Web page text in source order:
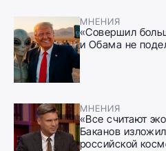
МНЕНИЯ
«Совершил
и Обама не
МНЕНИЯ
«Все считают
Баканов
российской